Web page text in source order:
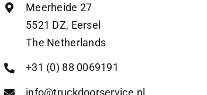
Meerheide 27
5521 DZ, Eersel
The Netherlands
+31 (0) 88 0069191
info@truckdoorservice.nl